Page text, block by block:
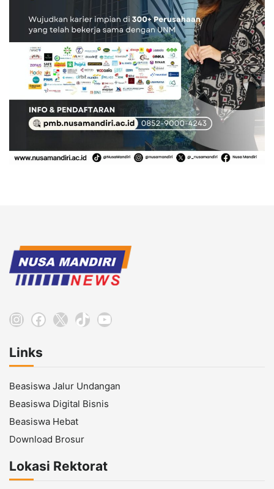
Instagram
Facebook
X TikTokYouTube
Links
Beasiswa Jalur Undangan
Beasiswa Digital Bisnis
Beasiswa Hebat
Download Brosur
Lokasi Rektorat